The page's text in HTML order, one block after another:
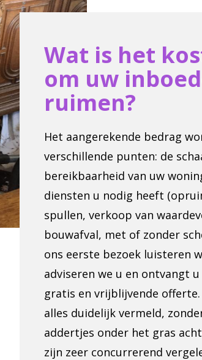
Wat is het
om uw
ruimen?
Het aangerekende bedrag
verschillende punten: de
bereikbaarheid van uw
diensten u nodig heeft
spullen, verkoop van
bouwafval, met of zonder
ons eerste bezoek luisteren
adviseren we u en ontvangt
gratis en vrijblijvende
alles duidelijk vermeld,
addertjes onder het gras
zijn zeer concurrerend